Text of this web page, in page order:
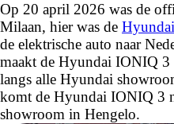
Op 20 april 2026 was de
Milaan, hier was de
de elektrische auto naar
maakt de Hyundai IONIQ 3
langs alle Hyundai
komt de Hyundai IONIQ 3
showroom in Hengelo.